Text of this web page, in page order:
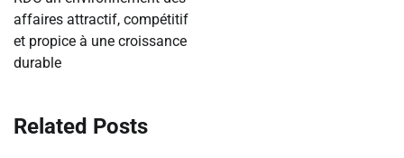
affaires attractif, compétitif
et propice à une croissance
durable
Related Posts